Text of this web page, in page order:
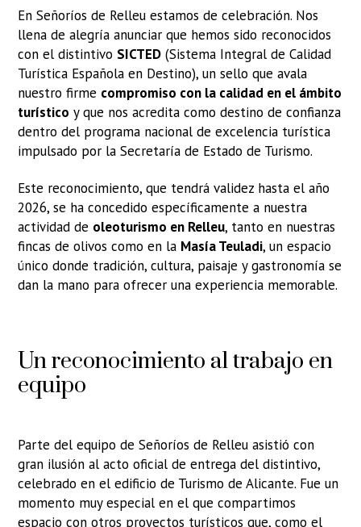
En Señoríos de Relleu estamos de celebración. Nos
llena de alegría anunciar que hemos sido reconocidos
con el distintivo SICTED (Sistema Integral de Calidad
Turística Española en Destino), un sello que avala
nuestro firme compromiso con la calidad en el ámbito
turístico y que nos acredita como destino de confianza
dentro del programa nacional de excelencia turística
impulsado por la Secretaría de Estado de Turismo.
Este reconocimiento, que tendrá validez hasta el año
2026, se ha concedido específicamente a nuestra
actividad de oleoturismo en Relleu, tanto en nuestras
fincas de olivos como en la Masía Teuladi, un espacio
único donde tradición, cultura, paisaje y gastronomía se
dan la mano para ofrecer una experiencia memorable.
Un reconocimiento al trabajo en
equipo
Parte del equipo de Señoríos de Relleu asistió con
gran ilusión al acto oficial de entrega del distintivo,
celebrado en el edificio de Turismo de Alicante. Fue un
momento muy especial en el que compartimos
espacio con otros proyectos turísticos que, como el